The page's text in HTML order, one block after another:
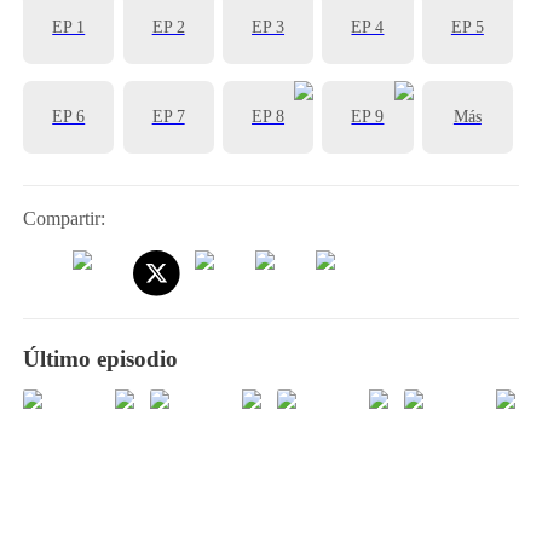
EP 1 EP 2 EP 3 EP 4 EP 5
EP 6 EP 7 EP 8 EP 9 Más
Compartir:
Último episodio